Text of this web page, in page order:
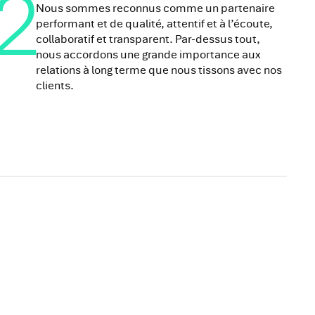
Nous sommes reconnus comme un partenaire
performant et de qualité, attentif et à l’écoute,
collaboratif et transparent. Par-dessus tout,
nous accordons une grande importance aux
relations à long terme que nous tissons avec nos
clients.